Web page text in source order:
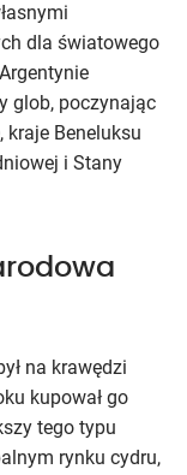
dla światowego
glob, poczynając
kraje Beneluksu
i Stany
na krawędzi
kupował go
tego typu
rynku cydru,